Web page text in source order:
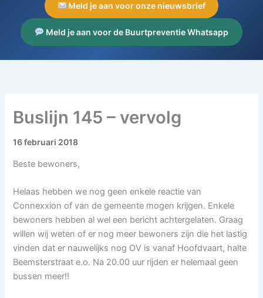
Meld je aan voor onze nieuwsbrief
Meld je aan voor de Buurtpreventie Whatsapp
Buslijn 145 – vervolg
16 februari 2018
Beste bewoners,
Helaas hebben we nog geen enkele reactie van
Connexxion of van de gemeente mogen krijgen. Enkele
bewoners hebben al wel een bericht achtergelaten. Graag
willen wij weten of er nog meer bewoners zijn die het lastig
vinden dat er nauwelijks nog OV is vanaf Hoofdvaart, halte
Beemsterstraat e.o. Na 20.00 uur rijden er helemaal geen
bussen meer!!